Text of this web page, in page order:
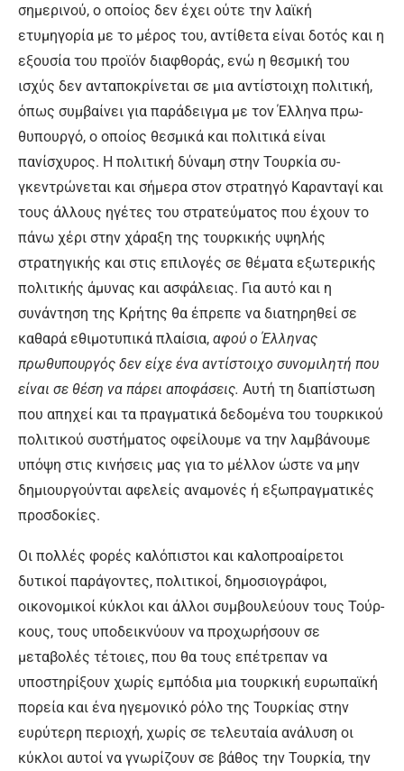
σημερινού, ο οποίος δεν έχει ούτε την λαϊκή
ετυμηγορία με το μέρος του, αντίθετα είναι δοτός και η
εξουσία του προϊόν διαφθο­ράς, ενώ η θεσμική του
ισχύς δεν ανταποκρίνεται σε μια αντίστοι­χη πολιτική,
όπως συμβαίνει για παράδειγμα με τον Έλληνα πρω­
θυπουργό, ο οποίος θεσμικά και πολιτικά είναι
πανίσχυρος. Η πο­λιτική δύναμη στην Τουρκία συ­
γκεντρώνεται και σήμερα στον στρατηγό Καρανταγί και
τους άλ­λους ηγέτες του στρατεύματος που έχουν το
πάνω χέρι στην χάραξη της τουρκικής υψηλής
στρατηγικής και στις επιλογές σε θέματα εξωτερικής
πολιτικής ά­μυνας και ασφάλειας. Για αυτό και η
συνάντηση της Κρήτης θα έπρεπε να διατηρηθεί σε
καθα­ρά εθιμοτυπικά πλαίσια, αφού ο Έλληνας
πρωθυπουργός δεν είχε ένα αντίστοιχο συνομιλη­τή που
είναι σε θέση να πάρει αποφάσεις. Αυτή τη διαπίστωση
που απηχεί και τα πραγματικά δεδομένα του τουρκικού
πολιτι­κού συστήματος οφείλουμε να την λαμβάνουμε
υπόψη στις κι­νήσεις μας για το μέλλον ώστε να μην
δημιουργούνται αφελείς αναμονές ή εξωπραγματικές
προσδοκίες.
Οι πολλές φορές καλόπιστοι και καλοπροαίρετοι
δυτικοί πα­ράγοντες, πολιτικοί, δημοσιο­γράφοι,
οικονομικοί κύκλοι και άλλοι συμβουλεύουν τους Τούρ­
κους, τους υποδεικνύουν να προχωρήσουν σε
μεταβολές τέ­τοιες, που θα τους επέτρεπαν να
υποστηρίξουν χωρίς εμπόδια μια τουρκική ευρωπαϊκή
πορεία και ένα ηγεμονικό ρόλο της Τουρκίας στην
ευρύτερη περιο­χή, χωρίς σε τελευταία ανάλυση οι
κύκλοι αυτοί να γνωρίζουν σε βάθος την Τουρκία, την